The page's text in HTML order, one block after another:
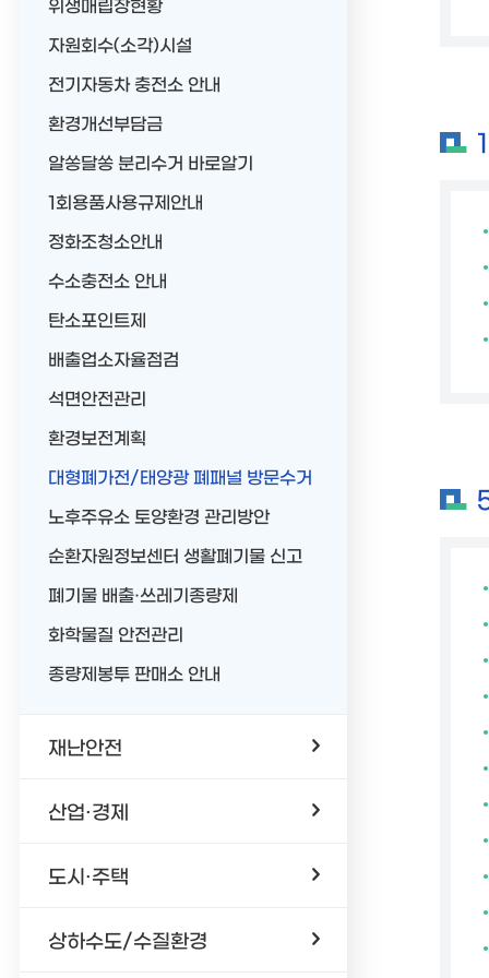
위생매립장현황
자원회수(소각)시설
전기자동차 충전소 안내
환경개선부담금
알쏭달쏭 분리수거 바로알기
1회용품사용규제안내
정화조청소안내
수소충전소 안내
탄소포인트제
배출업소자율점검
석면안전관리
환경보전계획
대형폐가전/태양광 폐패널 방문수거
노후주유소 토양환경 관리방안
순환자원정보센터 생활폐기물 신고
폐기물 배출·쓰레기종량제
화학물질 안전관리
종량제봉투 판매소 안내
재난안전
산업·경제
도시·주택
상하수도/수질환경